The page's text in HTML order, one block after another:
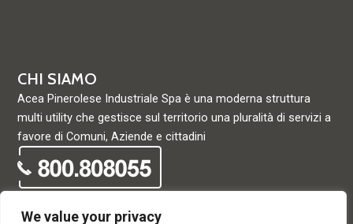
We value your privacy
CHI SIAMO
Acea Pinerolese Industriale Spa è una moderna struttura
multi utility che gestisce sul territorio una pluralità di servizi a
favore di Comuni, Aziende e cittadini